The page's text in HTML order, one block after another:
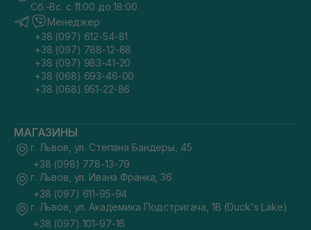
Сб.-Вс. с 11:00 до 18:00
Менеджер
+38 (097) 612-54-81
+38 (097) 788-12-88
+38 (097) 983-41-20
+38 (068) 693-46-00
+38 (068) 951-22-86
МАГАЗИНЫ
г. Львов, ул. Степана Бандеры, 45
+38 (098) 778-13-79
г. Львов, ул. Ивана Франка, 36
+38 (097) 611-95-94
г. Львов, ул. Академика Подстригача, 1В (Duck's Lake)
+38 (097) 101-97-16